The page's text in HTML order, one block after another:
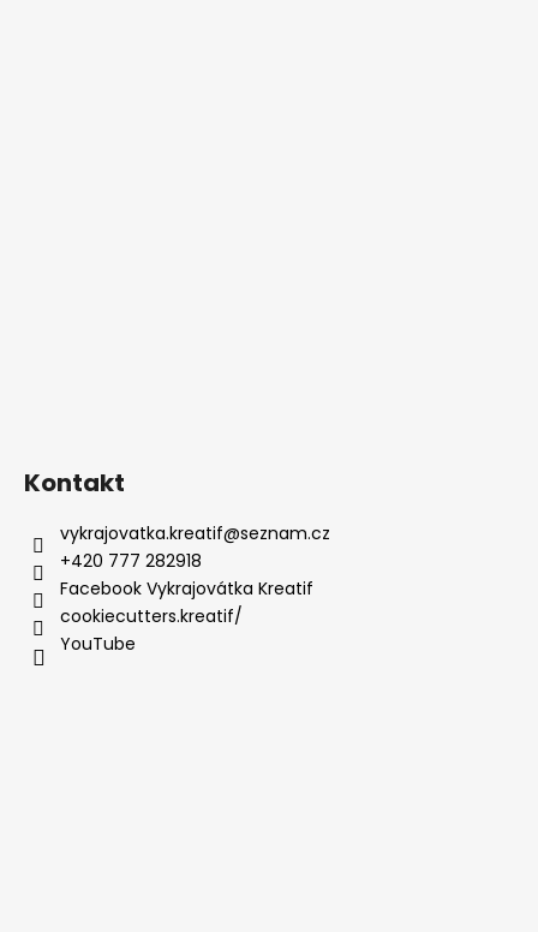
Kontakt
vykrajovatka.kreatif@seznam.cz
+420 777 282918
Facebook Vykrajovátka Kreatif
cookiecutters.kreatif/
YouTube